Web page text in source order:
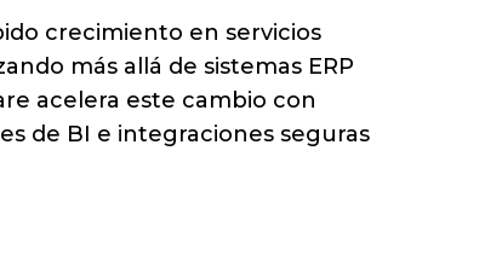
crecimiento en servicios
más allá de sistemas ERP
acelera este cambio con
de BI e integraciones seguras